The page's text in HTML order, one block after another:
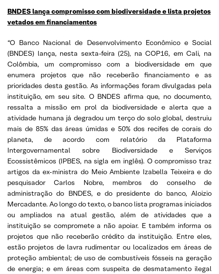
BNDES lança compromisso com biodiversidade e lista projetos
vetados em financiamentos
“O Banco Nacional de Desenvolvimento Econômico e Social
(BNDES) lança, nesta sexta-feira (25), na COP16, em Cali, na
Colômbia, um compromisso com a biodiversidade em que
enumera projetos que não receberão financiamento e as
prioridades desta gestão. As informações foram divulgadas pela
instituição, em seu site. O BNDES afirma que, no documento,
ressalta a missão em prol da biodiversidade e alerta que a
atividade humana já degradou um terço do solo global, destruiu
mais de 85% das áreas úmidas e 50% dos recifes de corais do
planeta, de acordo com relatório da Plataforma
Intergovernamental sobre Biodiversidade e Serviços
Ecossistêmicos (IPBES, na sigla em inglês). O compromisso traz
artigos da ex-ministra do Meio Ambiente Izabella Teixeira e do
pesquisador Carlos Nobre, membros do conselho de
administração do BNDES, e do presidente do banco, Aloizio
Mercadante. Ao longo do texto, o banco lista programas iniciados
ou ampliados na atual gestão, além de atividades que a
instituição se compromete a não apoiar. E também informa os
projetos que não receberão crédito da instituição. Entre eles,
estão projetos de lavra rudimentar ou localizados em áreas de
proteção ambiental; de uso de combustíveis fósseis na geração
de energia; e em áreas com suspeita de desmatamento ilegal